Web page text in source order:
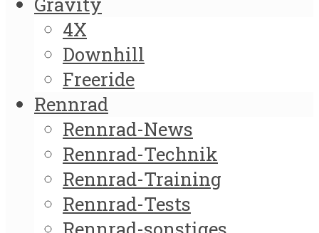
4X
Downhill
Freeride
Rennrad
Rennrad-News
Rennrad-Technik
Rennrad-Training
Rennrad-Tests